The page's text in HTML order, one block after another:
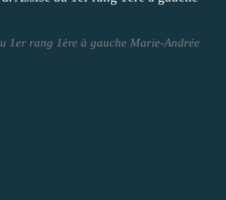
1er rang 1ère à gauche Marie-Andrée